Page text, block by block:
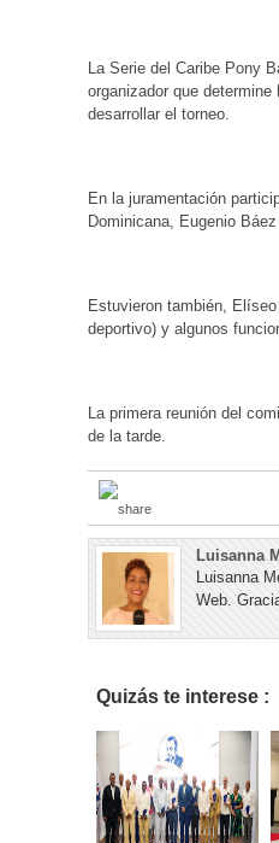
La Serie del Caribe Pony
organizador que
desarrollar el torneo.
En la juramentación
Dominicana, Eugenio
Estuvieron también,
deportivo) y algunos
La primera reunión del
de la tarde.
Luisanna
Luisanna
Web.
Quizás te interese :